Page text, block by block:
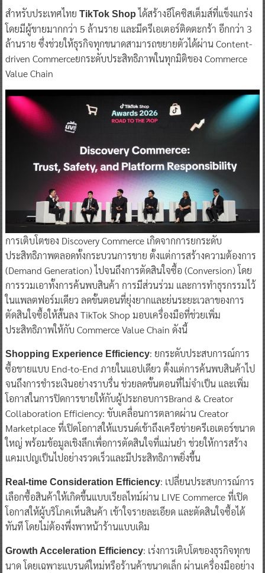
สำหรับประเทศไทย TikTok Shop ได้สร้างอีโคซิสเต็มส์ที่แข็งแกร่ง
โดยมีผู้ขายมากกว่า 5 ล้านราย และมีครีเอเตอร์ติดตะกร้า อีกกว่า 3
ล้านราย ซึ่งช่วยให้ธุรกิจทุกขนาดสามารถขยายตัวได้ผ่าน Content-
driven Commerceยกระดับประสิทธิภาพในทุกมิติของ Commerce
Value Chain
การเติบโตของ Discovery Commerce เกิดจากการยกระดับ
ประสิทธิภาพตลอดทั้งกระบวนการขาย ตั้งแต่การสร้างความต้องการ
(Demand Generation) ไปจนถึงการตัดสินใจซื้อ (Conversion) โดย
การรวมเอาทั้งการค้นพบสินค้า การมีส่วนร่วม และการทำธุรกรรมไว้
ในแพลตฟอร์มเดียว ลดขั้นตอนที่ยุ่งยากและย่นระยะเวลาของการ
ตัดสินใจซื้อให้สั้นลง TikTok Shop มอบเครื่องมือที่ช่วยเพิ่ม
ประสิทธิภาพให้กับ Commerce Value Chain ดังนี้
Shopping Experience Efficiency: ยกระดับประสบการณ์การ
ซื้อขายแบบ End-to-End ภายในแอปเดียว ตั้งแต่การค้นพบสินค้าไป
จนถึงการชำระเงินอย่างราบรื่น ช่วยลดขั้นตอนที่ไม่จำเป็น และเพิ่ม
โอกาสในการปิดการขายให้กับผู้ประกอบการBrand & Creator
Collaboration Efficiency: ขับเคลื่อนการตลาดผ่าน Creator
Marketplace ที่เปิดโอกาสให้แบรนด์เข้าถึงเครือข่ายครีเอเตอร์ขนาด
ใหญ่ พร้อมข้อมูลเชิงลึกเพื่อการตัดสินใจที่แม่นยำ ช่วยให้การสร้าง
แคมเปญเป็นไปอย่างรวดเร็วและมีประสิทธิภาพยิ่งขึ้น
Real-time Consideration Efficiency: เปลี่ยนประสบการณ์การ
เลือกซื้อสินค้าให้เกิดขึ้นแบบเรียลไทม์ผ่าน LIVE Commerce ที่เปิด
โอกาสให้ผู้บริโภคเห็นสินค้า เข้าใจรายละเอียด และตัดสินใจซื้อได้
ทันที โดยไม่ต้องพึ่งพาหน้าร้านแบบเดิม
Growth Acceleration Efficiency: เร่งการเติบโตของธุรกิจทุกข
นาด โดยเฉพาะแบรนด์ใหม่หรือร้านค้าขนาดเล็ก ผ่านเครื่องมืออย่าง